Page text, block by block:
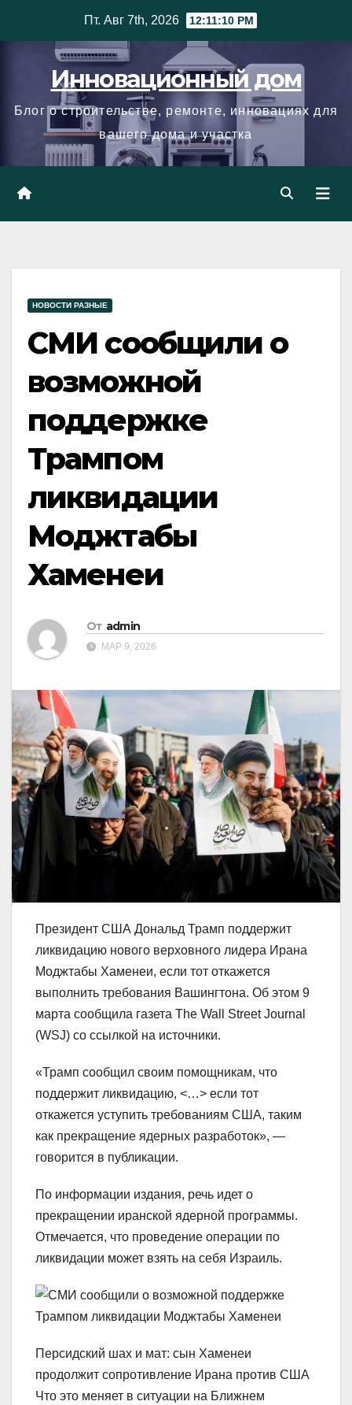
Пт. Авг 7th, 2026 12:11:11 PM
Инновационный дом
Блог о строительстве, ремонте, инновациях для
вашего дома и участка
НОВОСТИ РАЗНЫЕ
СМИ сообщили о
возможной
поддержке
Трампом
ликвидации
Моджтабы
Хаменеи
От admin
МАР 9, 2026
Президент США Дональд Трамп поддержит
ликвидацию нового верховного лидера Ирана
Моджтабы Хаменеи, если тот откажется
выполнить требования Вашингтона. Об этом 9
марта сообщила газета The Wall Street Journal
(WSJ) со ссылкой на источники.
«Трамп сообщил своим помощникам, что
поддержит ликвидацию, <…> если тот
откажется уступить требованиям США, таким
как прекращение ядерных разработок», —
говорится в публикации.
По информации издания, речь идет о
прекращении иранской ядерной программы.
Отмечается, что проведение операции по
ликвидации может взять на себя Израиль.
Персидский шах и мат: сын Хаменеи
продолжит сопротивление Ирана против США
Что это меняет в ситуации на Ближнем